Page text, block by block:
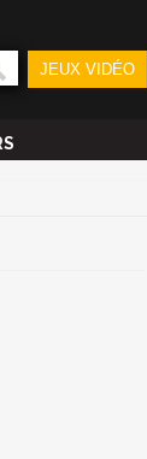
JEUX VIDÉO